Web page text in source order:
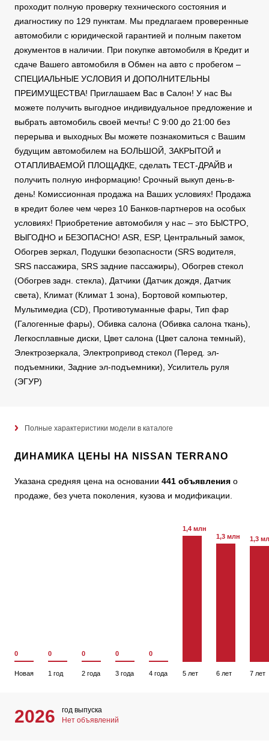
проходит полную проверку технического состояния и
диагностику по 129 пунктам. Мы предлагаем проверенные
автомобили с юридической гарантией и полным пакетом
документов в наличии. При покупке автомобиля в Кредит и
сдаче Вашего автомобиля в Обмен на авто с пробегом –
СПЕЦИАЛЬНЫЕ УСЛОВИЯ И ДОПОЛНИТЕЛЬНЫ
ПРЕИМУЩЕСТВА! Приглашаем Вас в Салон! У нас Вы
можете получить выгодное индивидуальное предложение и
выбрать автомобиль своей мечты! С 9:00 до 21:00 без
перерыва и выходных Вы можете познакомиться с Вашим
будущим автомобилем на БОЛЬШОЙ, ЗАКРЫТОЙ и
ОТАПЛИВАЕМОЙ ПЛОЩАДКЕ, сделать ТЕСТ-ДРАЙВ и
получить полную информацию! Срочный выкуп день-в-
день! Комиссионная продажа на Ваших условиях! Продажа
в кредит более чем через 10 Банков-партнеров на особых
условиях! Приобретение автомобиля у нас – это БЫСТРО,
ВЫГОДНО и БЕЗОПАСНО! ASR, ESP, Центральный замок,
Обогрев зеркал, Подушки безопасности (SRS водителя,
SRS пассажира, SRS задние пассажиры), Обогрев стекол
(Обогрев задн. стекла), Датчики (Датчик дождя, Датчик
света), Климат (Климат 1 зона), Бортовой компьютер,
Мультимедиа (CD), Противотуманные фары, Тип фар
(Галогенные фары), Обивка салона (Обивка салона ткань),
Легкосплавные диски, Цвет салона (Цвет салона темный),
Электрозеркала, Электропривод стекол (Перед. эл-
подъемники, Задние эл-подъемники), Усилитель руля
(ЭГУР)
Полные характеристики модели в каталоге
ДИНАМИКА ЦЕНЫ НА NISSAN TERRANO
Указана средняя цена на основании 441 объявления о
продаже, без учета поколения, кузова и модификации.
0
Новая
0
1 год
0
2 года
0
3 года
0
4 года
1,4 млн
5 лет
1,3 млн
6 лет
1,3
7 лет
2026
год выпуска
Нет объявлений